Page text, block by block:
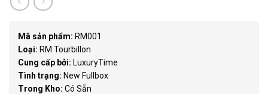
Mã sản phẩm: RM001
Loại: RM Tourbillon
Cung cấp bởi: LuxuryTime
Tình trạng: New Fullbox
Trong Kho: Có Sẵn